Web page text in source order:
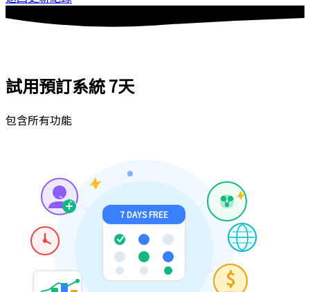
試用預訂系統7天
包含所有功能
7 DAYS FREE
$